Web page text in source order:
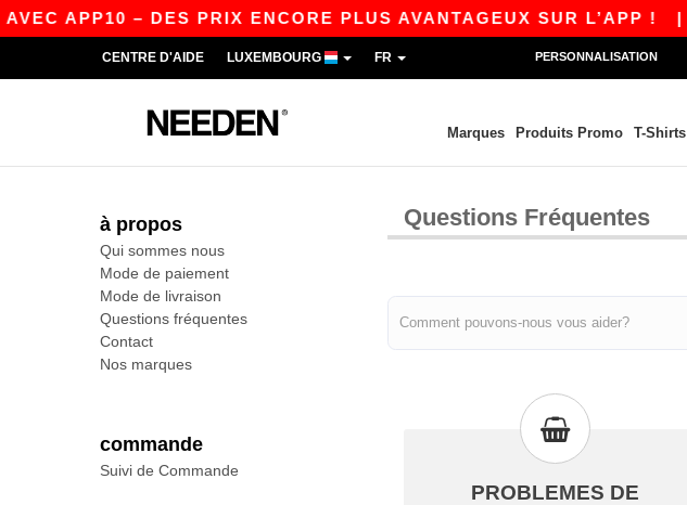
APP10 – DES PRIX ENCORE PLUS AVANTAGEUX SUR L’APP !|
CENTRE D'AIDE LUXEMBOURG FR PERSONNALISATION
Marques Produits Promo T-Shirts
à propos
Qui sommes nous
Mode de paiement
Mode de livraison
Questions fréquentes
Contact
Nos marques
commande
Suivi de Commande
Questions Fréquentes
PROBLEMES DE